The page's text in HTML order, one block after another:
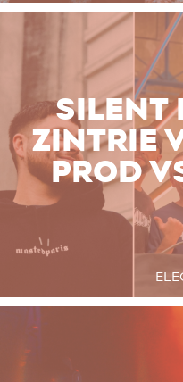
SILENT
ZINTRIE
PROD